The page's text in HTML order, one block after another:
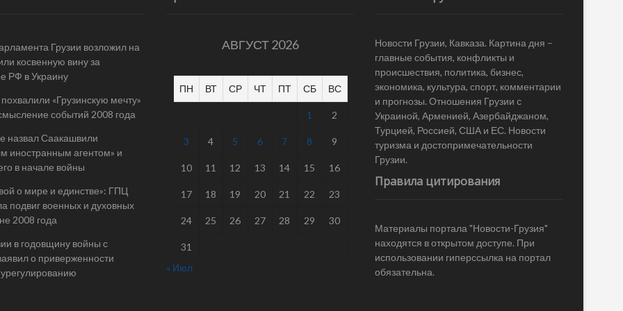
Грузии возложил на
косвенную вину за
РФ в Украину
«Грузинскую мечту»
событий 2008 года
назвал Саакашвили
иностранным агентом» и
в начале войны
о мире и единстве»: ГПЦ
подвиг военных и духовных
2008 года
в годовщину войны с
о приверженности
АВГУСТ 2026
ПН ВТ СР ЧТ ПТ СБ ВС
1 2
3 4 5 6 7 8 9
10 11 12 13 14 15 16
17 18 19 20 21 22 23
24 25 26 27 28 29 30
31
« Июл
Новости Грузии, Кавказа. Картина дня –
главные события, конфликты и
происшествия, политика, бизнес,
экономика, культура, спорт, комментарии
и прогнозы. Отношения Грузии с
Украиной, Арменией, Азербайджаном,
Турцией, Россией, США и ЕС. Новости
туризма и достопримечательности
Грузии.
Правила цитирования
Материалы портала "Новости-Грузия"
находятся в открытом доступе. При
использовании гиперссылка на портал
обязательна.